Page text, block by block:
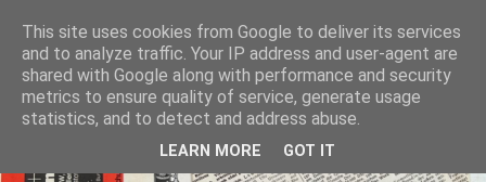
This site uses cookies from Google to deliver its services
and to analyze traffic. Your IP address and user-agent are
shared with Google along with performance and security
metrics to ensure quality of service, generate usage
statistics, and to detect and address abuse.
LEARN MORE GOT IT